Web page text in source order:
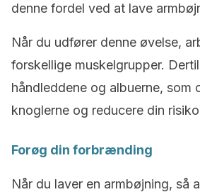
denne fordel ved at lave
Når du udfører denne øvelse,
forskellige muskelgrupper.
håndleddene og albuerne, som
knoglerne og reducere din
Forøg din forbrænding
Når du laver en armbøjning, så